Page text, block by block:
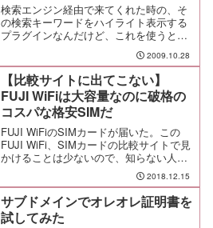
検索エンジン経由で来てくれた時の、そ
の検索キーワードをハイライト表示する
プラグインなんだけど、これを使うとエ
ラー表示が出るので修正したからメモし
とく。Search Word Highlight for Mutibyte
これを使うと、get_...
2009.10.28
【比較サイトに出てこない】
FUJI WiFiは大容量なのに破格の
コスパな格安SIMだ
FUJI WiFiのSIMカードが届いた。この
FUJI WiFi、SIMカードの比較サイトで見
かけることは少ないので、知らない人も
多いだろうが、大容量を格安で使える凄
いサービスだ。アフィリエイトとかやっ
てないから、比較サイトも扱わないんだ
ろ...
2018.12.15
サブドメインでオレオレ証明書を
試してみた